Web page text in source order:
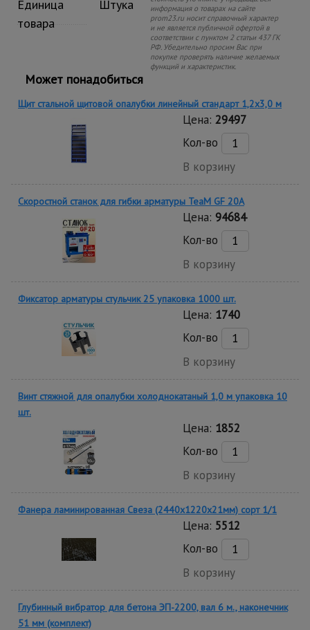
Единица
товара
Штука
информация о товарах на сайте
prom23.ru носит справочный характер
и не является публичной офертой в
соответствии с пунктом 2 статьи 437 ГК
РФ. Убедительно просим Вас при
покупке проверять наличие желаемых
функций и характеристик.
Может понадобиться
Щит стальной щитовой опалубки линейный стандарт 1,2x3,0 м
Цена: 29497
Кол-во
В корзину
Скоростной станок для гибки арматуры ТеаМ GF 20A
Цена: 94684
Кол-во
В корзину
Фиксатор арматуры стульчик 25 упаковка 1000 шт.
Цена: 1740
Кол-во
В корзину
Винт стяжной для опалубки холоднокатаный 1,0 м упаковка 10
шт.
Цена: 1852
Кол-во
В корзину
Фанера ламинированная Свеза (2440х1220х21мм) сорт 1/1
Цена: 5512
Кол-во
В корзину
Глубинный вибратор для бетона ЭП-2200, вал 6 м., наконечник
51 мм (комплект)